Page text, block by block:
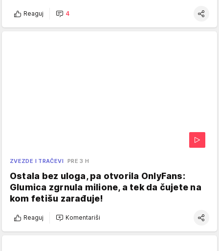
Reaguj 4
ZVEZDE I TRAČEVI PRE 3 H
Ostala bez uloga, pa otvorila OnlyFans:
Glumica zgrnula milione, a tek da čujete na
kom fetišu zarađuje!
Reaguj Komentariši